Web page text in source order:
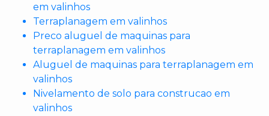
em valinhos
Terraplanagem em valinhos
Preco aluguel de maquinas para
terraplanagem em valinhos
Aluguel de maquinas para terraplanagem em
valinhos
Nivelamento de solo para construcao em
valinhos